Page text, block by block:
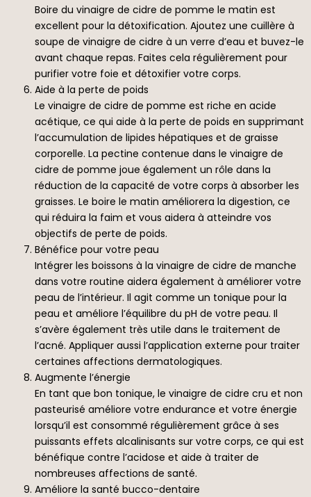
Boire du vinaigre de cidre de pomme le matin est
excellent pour la détoxification. Ajoutez une cuillère à
soupe de vinaigre de cidre à un verre d’eau et buvez-le
avant chaque repas. Faites cela régulièrement pour
purifier votre foie et détoxifier votre corps.
Aide à la perte de poids
Le vinaigre de cidre de pomme est riche en acide
acétique, ce qui aide à la perte de poids en supprimant
l’accumulation de lipides hépatiques et de graisse
corporelle. La pectine contenue dans le vinaigre de
cidre de pomme joue également un rôle dans la
réduction de la capacité de votre corps à absorber les
graisses. Le boire le matin améliorera la digestion, ce
qui réduira la faim et vous aidera à atteindre vos
objectifs de perte de poids.
Bénéfice pour votre peau
Intégrer les boissons à la vinaigre de cidre de manche
dans votre routine aidera également à améliorer votre
peau de l’intérieur. Il agit comme un tonique pour la
peau et améliore l’équilibre du pH de votre peau. Il
s’avère également très utile dans le traitement de
l’acné. Appliquer aussi l’application externe pour traiter
certaines affections dermatologiques.
Augmente l’énergie
En tant que bon tonique, le vinaigre de cidre cru et non
pasteurisé améliore votre endurance et votre énergie
lorsqu’il est consommé régulièrement grâce à ses
puissants effets alcalinisants sur votre corps, ce qui est
bénéfique contre l’acidose et aide à traiter de
nombreuses affections de santé.
Améliore la santé bucco-dentaire